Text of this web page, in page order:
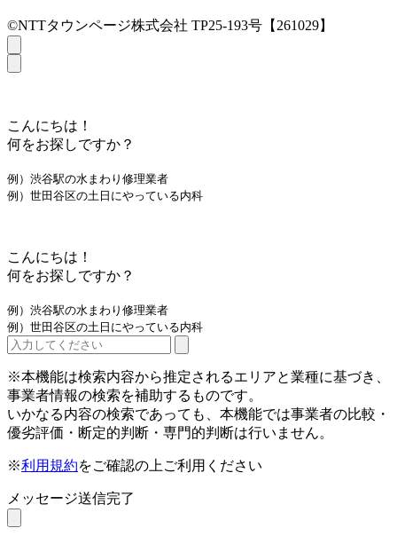
©NTTタウンページ株式会社 TP25-193号【261029】
こんにちは！
何をお探しですか？
例）渋谷駅の水まわり修理業者
例）世田谷区の土日にやっている内科
こんにちは！
何をお探しですか？
例）渋谷駅の水まわり修理業者
例）世田谷区の土日にやっている内科
※本機能は検索内容から推定されるエリアと業種に基づき、
事業者情報の検索を補助するものです。
いかなる内容の検索であっても、本機能では事業者の比較・
優劣評価・断定的判断・専門的判断は行いません。
※利用規約をご確認の上ご利用ください
メッセージ送信完了